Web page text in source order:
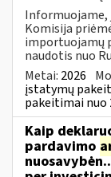
Informuojame,
Komisija
importuojamų
naudotis nuo
Metai: 2026
įstatymų
pakeitimai nuo
Kaip
pardavimo